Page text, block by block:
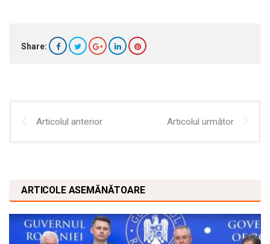
Share:
Articolul anterior Articolul următor
ARTICOLE ASEMĂNĂTOARE